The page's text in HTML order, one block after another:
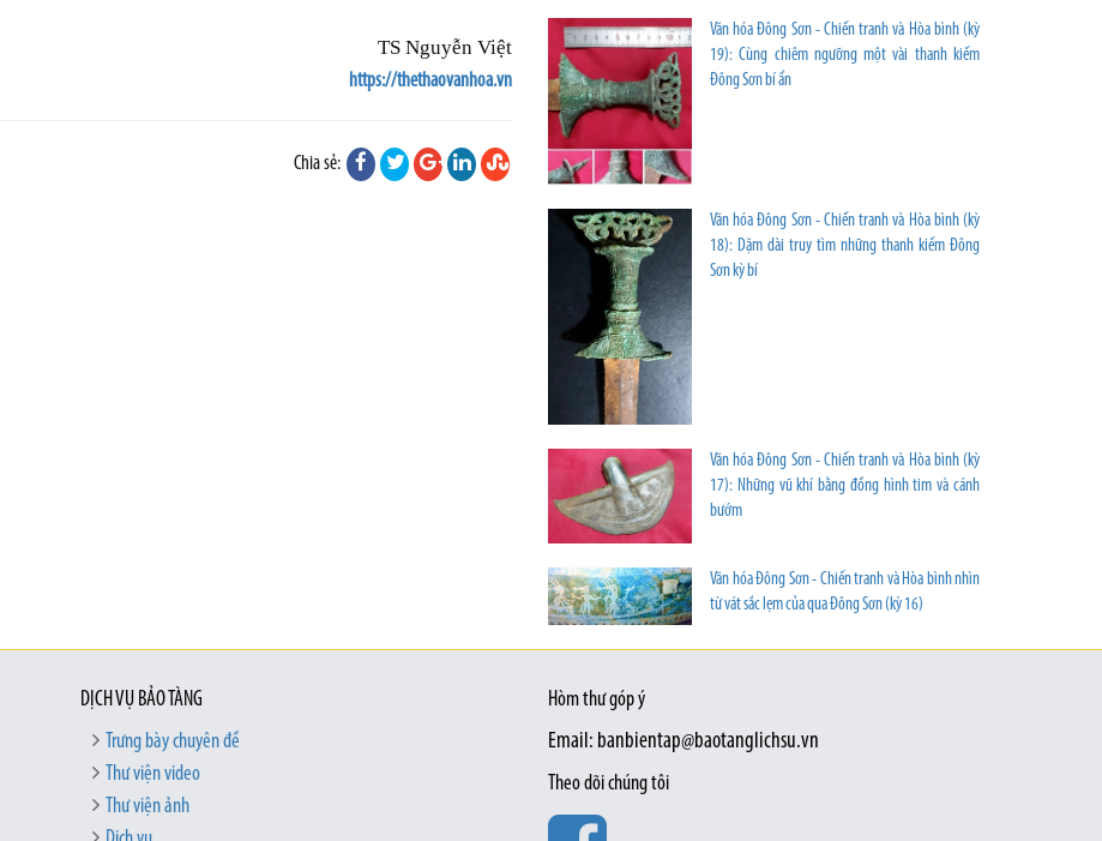
TS Nguyễn Việt
https://thethaovanhoa.vn
Chia sẻ:
Văn hóa Đông Sơn - Chiến tranh và Hòa bình (kỳ
19): Cùng chiêm ngưỡng một vài thanh kiếm
Đông Sơn bí ẩn
Văn hóa Đông Sơn - Chiến tranh và Hòa bình (kỳ
18): Dặm dài truy tìm những thanh kiếm Đông
Sơn kỳ bí
Văn hóa Đông Sơn - Chiến tranh và Hòa bình (kỳ
17): Những vũ khí bằng đồng hình tim và cánh
bướm
Văn hóa Đông Sơn - Chiến tranh và Hòa bình nhìn
từ vát sắc lẹm của qua Đông Sơn (kỳ 16)
DỊCH VỤ BẢO TÀNG
Trưng bày chuyên đề
Thư viện video
Thư viện ảnh
Hòm thư góp ý
Email: banbientap@baotanglichsu.vn
Theo dõi chúng tôi